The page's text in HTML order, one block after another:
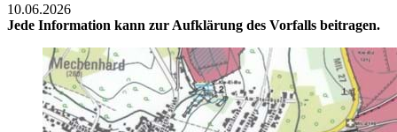
10.06.2026
Jede Information kann zur Aufklärung des Vorfalls beitragen.